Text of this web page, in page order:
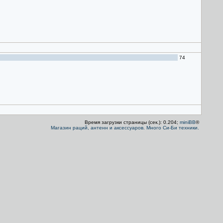
74
Время загрузки страницы (сек.): 0.204; miniBB®
Магазин раций, антенн и аксессуаров. Много Си-Би техники.